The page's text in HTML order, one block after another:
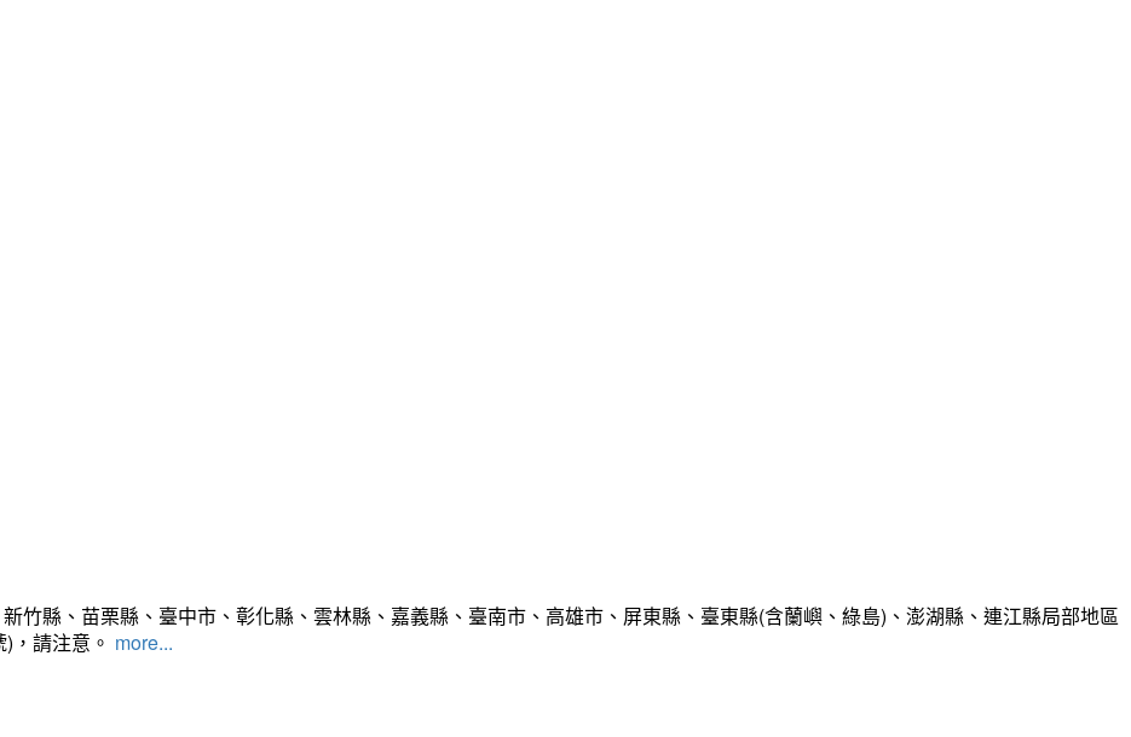
竹縣、苗栗縣、臺中市、彰化縣、雲林縣、嘉義縣、臺南市、高雄市、屏東縣、臺東縣(含蘭嶼、綠島)、澎湖縣、連江縣局部地區
，請注意。 more...